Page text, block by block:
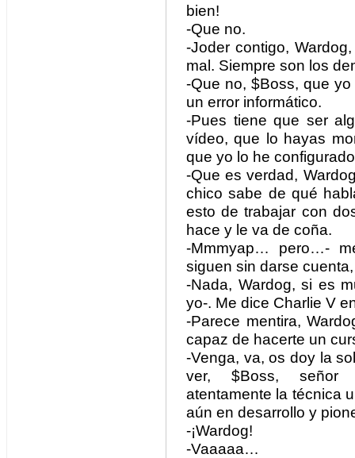
bien!
-Que no.
-Joder contigo,
mal. Siempre son los
-Que no, $Boss, que
un error informático.
-Pues tiene que ser
vídeo, que lo hayas
que yo lo he
-Que es verdad,
chico sabe de qué
esto de trabajar con
hace y le va de coña.
-Mmmyap… pero…-
siguen sin darse
-Nada, Wardog, si es
yo-. Me dice Charlie V
-Parece mentira,
capaz de hacerte un
-Venga, va, os doy la
ver, $Boss, señor
atentamente la técnica
aún en desarrollo y
-¡Wardog!
-Vaaaaa…